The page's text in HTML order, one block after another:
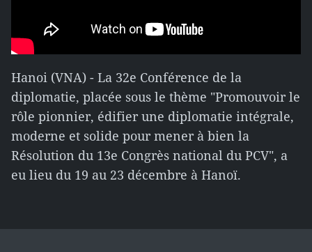
Hanoi (VNA) - La 32e Conférence de la
diplomatie, placée sous le thème "Promouvoir le
rôle pionnier, édifier une diplomatie intégrale,
moderne et solide pour mener à bien la
Résolution du 13e Congrès national du PCV", a
eu lieu du 19 au 23 décembre à Hanoï.